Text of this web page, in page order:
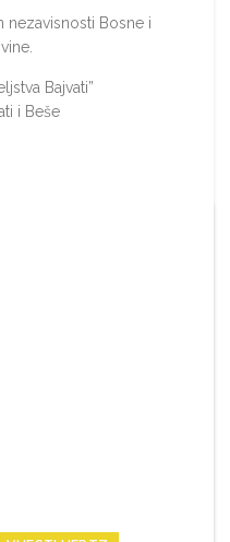
nezavisnosti Bosne i
Bajvati”
i Beše